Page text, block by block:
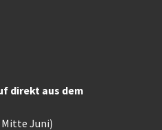
direkt aus dem
Mitte Juni)